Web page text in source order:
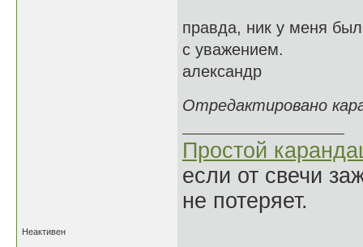
правда, ник у меня
с уважением.
александр
Отредактировано
Простой
если от свечи
не потеряет.
Неактивен